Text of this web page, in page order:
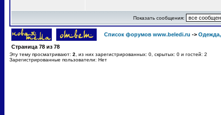
Показать сообщения:
Список форумов www.beledi.ru ->
Страница 78 из 78
Эту тему просматривают: 2 , из них зарегистрированных: 0, скрытых: 0 и гостей: 2
Зарегистрированные пользователи: Нет